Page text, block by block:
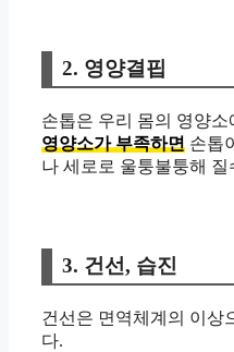
2. 영양결핍
손톱은 우리 몸의 영양
영양소가 부족하면 손톱
나 세로로 울퉁불퉁해 질
3. 건선, 습진
건선은 면역체계의 이상
다.